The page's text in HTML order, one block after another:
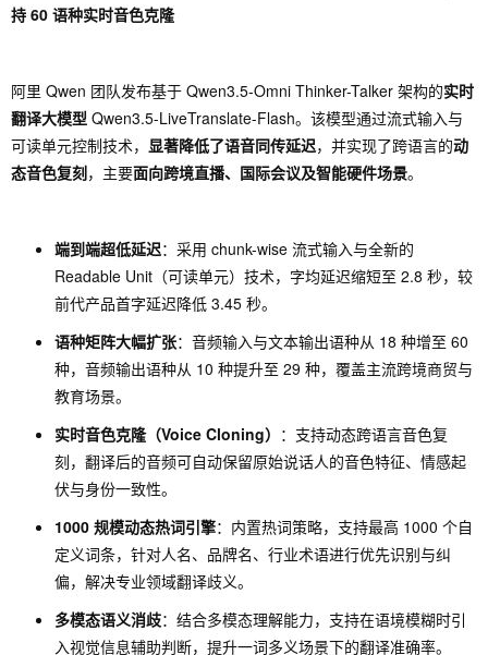
持 60 语种实时音色克隆
阿里 Qwen 团队发布基于 Qwen3.5-Omni Thinker-Talker 架构的实时
翻译大模型 Qwen3.5-LiveTranslate-Flash。该模型通过流式输入与
可读单元控制技术， 显著降低了语音同传延迟，并实现了跨语言的动
态音色复刻，主要面向跨境直播、国际会议及智能硬件场景。
端到端超低延迟：采用 chunk-wise 流式输入与全新的
Readable Unit（可读单元）技术，字均延迟缩短至 2.8 秒，较
前代产品首字延迟降低 3.45 秒。
语种矩阵大幅扩张：音频输入与文本输出语种从 18 种增至 60
种，音频输出语种从 10 种提升至 29 种，覆盖主流跨境商贸与
教育场景。
实时音色克隆（Voice Cloning） ：支持动态跨语言音色复
刻，翻译后的音频可自动保留原始说话人的音色特征、情感起
伏与身份一致性。
1000 规模动态热词引擎：内置热词策略，支持最高 1000 个自
定义词条，针对人名、品牌名、行业术语进行优先识别与纠
偏，解决专业领域翻译歧义。
多模态语义消歧：结合多模态理解能力，支持在语境模糊时引
入视觉信息辅助判断，提升一词多义场景下的翻译准确率。